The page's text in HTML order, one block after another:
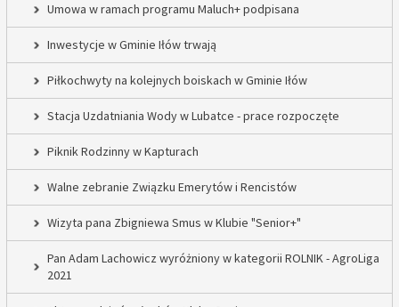
Umowa w ramach programu Maluch+ podpisana
Inwestycje w Gminie Iłów trwają
Piłkochwyty na kolejnych boiskach w Gminie Iłów
Stacja Uzdatniania Wody w Lubatce - prace rozpoczęte
Piknik Rodzinny w Kapturach
Walne zebranie Związku Emerytów i Rencistów
Wizyta pana Zbigniewa Smus w Klubie "Senior+"
Pan Adam Lachowicz wyróżniony w kategorii ROLNIK - AgroLiga
2021